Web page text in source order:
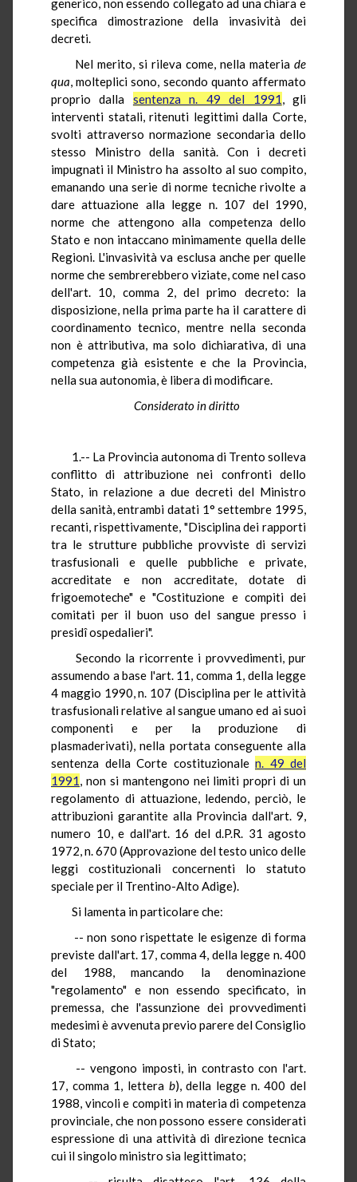
generico, non essendo collegato ad una chiara e
specifica dimostrazione della invasività dei
decreti.
Nel merito, si rileva come, nella materia de
qua, molteplici sono, secondo quanto affermato
proprio dalla sentenza n. 49 del 1991, gli
interventi statali, ritenuti legittimi dalla Corte,
svolti attraverso normazione secondaria dello
stesso Ministro della sanità. Con i decreti
impugnati il Ministro ha assolto al suo compito,
emanando una serie di norme tecniche rivolte a
dare attuazione alla legge n. 107 del 1990,
norme che attengono alla competenza dello
Stato e non intaccano minimamente quella delle
Regioni. L'invasività va esclusa anche per quelle
norme che sembrerebbero viziate, come nel caso
dell'art. 10, comma 2, del primo decreto: la
disposizione, nella prima parte ha il carattere di
coordinamento tecnico, mentre nella seconda
non è attributiva, ma solo dichiarativa, di una
competenza già esistente e che la Provincia,
nella sua autonomia, è libera di modificare.
Considerato in diritto
1.-- La Provincia autonoma di Trento solleva
conflitto di attribuzione nei confronti dello
Stato, in relazione a due decreti del Ministro
della sanità, entrambi datati 1° settembre 1995,
recanti, rispettivamente, "Disciplina dei rapporti
tra le strutture pubbliche provviste di servizi
trasfusionali e quelle pubbliche e private,
accreditate e non accreditate, dotate di
frigoemoteche" e "Costituzione e compiti dei
comitati per il buon uso del sangue presso i
presidî ospedalieri".
Secondo la ricorrente i provvedimenti, pur
assumendo a base l'art. 11, comma 1, della legge
4 maggio 1990, n. 107 (Disciplina per le attività
trasfusionali relative al sangue umano ed ai suoi
componenti e per la produzione di
plasmaderivati), nella portata conseguente alla
sentenza della Corte costituzionale n. 49 del
1991, non si mantengono nei limiti propri di un
regolamento di attuazione, ledendo, perciò, le
attribuzioni garantite alla Provincia dall'art. 9,
numero 10, e dall'art. 16 del d.P.R. 31 agosto
1972, n. 670 (Approvazione del testo unico delle
leggi costituzionali concernenti lo statuto
speciale per il Trentino-Alto Adige).
Si lamenta in particolare che:
-- non sono rispettate le esigenze di forma
previste dall'art. 17, comma 4, della legge n. 400
del 1988, mancando la denominazione
"regolamento" e non essendo specificato, in
premessa, che l'assunzione dei provvedimenti
medesimi è avvenuta previo parere del Consiglio
di Stato;
-- vengono imposti, in contrasto con l'art.
17, comma 1, lettera b), della legge n. 400 del
1988, vincoli e compiti in materia di competenza
provinciale, che non possono essere considerati
espressione di una attività di direzione tecnica
cui il singolo ministro sia legittimato;